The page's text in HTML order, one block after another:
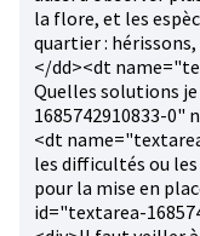
la flore, et les
quartier :
</dd><dt
Quelles solutions
1685742910833-
<dt
les difficultés ou
pour la mise en
id="textarea-